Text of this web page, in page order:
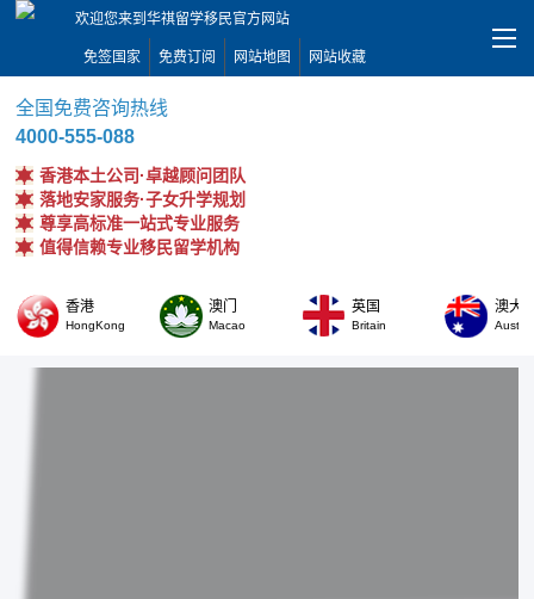
欢迎您来到华祺留学移民官方网站
免签国家 免费订阅 网站地图 网站收藏
全国免费咨询热线
4000-555-088
香港本土公司·卓越顾问团队
落地安家服务·子女升学规划
尊享高标准一站式专业服务
值得信赖专业移民留学机构
香港
HongKong
澳门
Macao
英国
Britain
澳大